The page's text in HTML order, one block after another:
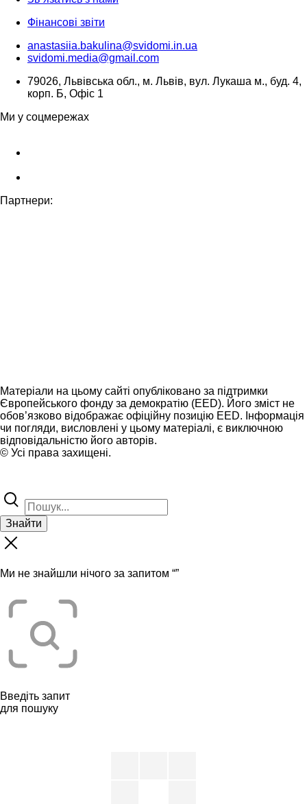
Фінансові звіти
anastasiia.bakulina@svidomi.in.ua
svidomi.media@gmail.com
79026, Львівська обл., м. Львів, вул. Лукаша м., буд. 4,
корп. Б, Офіс 1
Ми у соцмережах
Партнери:
Матеріали на цьому сайті опубліковано за підтримки
Європейського фонду за демократію (EED). Його зміст не
обов’язково відображає офіційну позицію EED. Інформація
чи погляди, висловлені у цьому матеріалі, є виключною
відповідальністю його авторів.
© Усі права захищені.
Знайти
Ми не знайшли нічого за запитом “”
Введіть запит
для пошуку